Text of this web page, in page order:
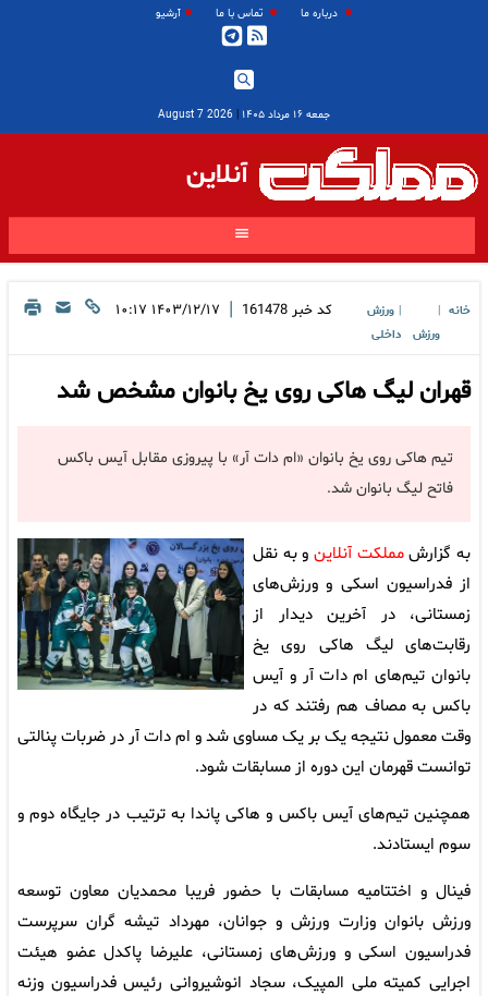
درباره ما تماس با ما آرشیو
جمعه ۱۶ مرداد ۱۴۰۵ |
2026 August 7
آنلاین
خانه
ورزش
ورزش
داخلی
کد خبر 161478
| ۱۴۰۳/۱۲/۱۷ ۱۰:۱۷
قهران لیگ هاکی روی یخ بانوان مشخص شد
تیم هاکی روی یخ بانوان «ام دات آر» با پیروزی مقابل آیس باکس
فاتح لیگ بانوان شد.
به گزارشمملکت آنلاین و به نقل
از فدراسیون اسکی و ورزش‌های
زمستانی، در آخرین دیدار از
رقابت‌های لیگ هاکی روی یخ
بانوان تیم‌های ام دات آر و آیس
باکس به مصاف هم رفتند که در
وقت معمول نتیجه یک بر یک مساوی شد و ام دات آر در ضربات پنالتی
توانست قهرمان این دوره از مسابقات شود.
همچنین تیم‌های آیس باکس و هاکی پاندا به ترتیب در جایگاه دوم و
سوم ایستادند.
فینال و اختتامیه مسابقات با حضور فریبا محمدیان معاون توسعه
ورزش بانوان وزارت ورزش و جوانان، مهرداد تیشه گران سرپرست
فدراسیون اسکی و ورزش‌های زمستانی، علیرضا پاکدل عضو هیئت
اجرایی کمیته ملی المپیک، سجاد انوشیروانی رئیس فدراسیون وزنه